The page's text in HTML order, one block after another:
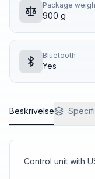
Package
900 g
Bluetooth
Yes
Beskrivelse
Control unit with